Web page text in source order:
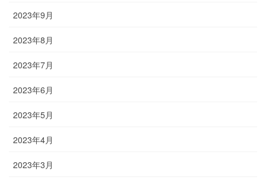
2023年9月
2023年8月
2023年7月
2023年6月
2023年5月
2023年4月
2023年3月